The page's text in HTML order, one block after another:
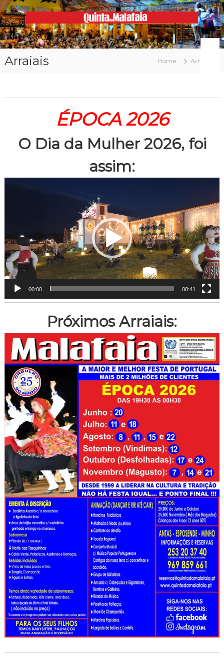
Skip
to
content
Malafaia
O
maior
arraial
minhoto
Arraiais Home Arraiais
ÉPOCA 2026
O Dia da Mulher 2026, foi
assim:
00:00 08:41
Próximos Arraiais: